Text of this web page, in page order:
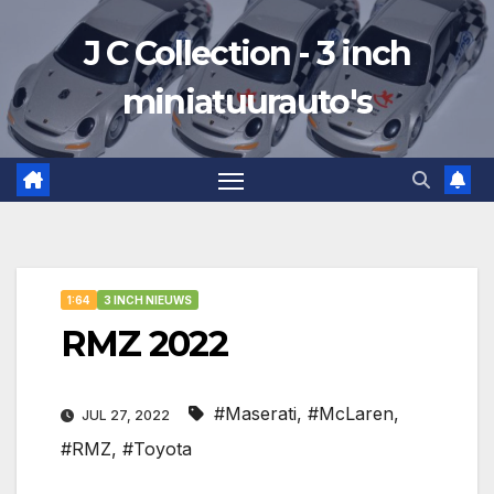
de
inhoud
J C Collection - 3 inch
miniatuurauto's
1:64 3 INCH NIEUWS
RMZ 2022
JUL 27, 2022 #Maserati, #McLaren,
#RMZ, #Toyota